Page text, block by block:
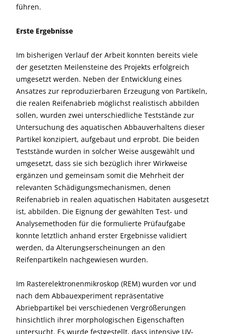
führen.
Erste Ergebnisse
Im bisherigen Verlauf der Arbeit konnten bereits viele
der gesetzten Meilensteine des Projekts erfolgreich
umgesetzt werden. Neben der Entwicklung eines
Ansatzes zur reproduzierbaren Erzeugung von Partikeln,
die realen Reifenabrieb möglichst realistisch abbilden
sollen, wurden zwei unterschiedliche Teststände zur
Untersuchung des aquatischen Abbauverhaltens dieser
Partikel konzipiert, aufgebaut und erprobt. Die beiden
Teststände wurden in solcher Weise ausgewählt und
umgesetzt, dass sie sich bezüglich ihrer Wirkweise
ergänzen und gemeinsam somit die Mehrheit der
relevanten Schädigungsmechanismen, denen
Reifenabrieb in realen aquatischen Habitaten ausgesetzt
ist, abbilden. Die Eignung der gewählten Test- und
Analysemethoden für die formulierte Prüfaufgabe
konnte letztlich anhand erster Ergebnisse validiert
werden, da Alterungserscheinungen an den
Reifenpartikeln nachgewiesen wurden.
Im Rasterelektronenmikroskop (REM) wurden vor und
nach dem Abbauexperiment repräsentative
Abriebpartikel bei verschiedenen Vergrößerungen
hinsichtlich ihrer morphologischen Eigenschaften
untersucht. Es wurde festgestellt, dass intensive UV-